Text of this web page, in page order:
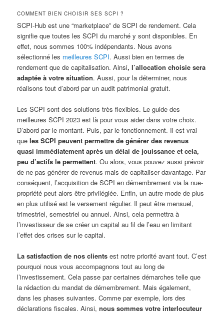
COMMENT BIEN CHOISIR SES SCPI ?
SCPI-Hub est une “marketplace” de SCPI de rendement. Cela
signifie que toutes les SCPI du marché y sont disponibles. En
effet, nous sommes 100% indépendants. Nous avons
sélectionné les meilleures SCPI. Aussi bien en termes de
rendement que de capitalisation. Ainsi, l’allocation choisie sera
adaptée à votre situation. Aussi, pour la déterminer, nous
réalisons tout d’abord par un audit patrimonial gratuit.
Les SCPI sont des solutions très flexibles. Le guide des
meilleures SCPI 2023 est là pour vous aider dans votre choix.
D’abord par le montant. Puis, par le fonctionnement. Il est vrai
que les SCPI peuvent permettre de générer des revenus
quasi immédiatement après un délai de jouissance et cela,
peu d’actifs le permettent. Ou alors, vous pouvez aussi prévoir
de ne pas générer de revenus mais de capitaliser davantage. Par
conséquent, l’acquisition de SCPI en démembrement via la nue-
propriété peut alors être privilégiée. Enfin, un autre mode de plus
en plus utilisé est le versement régulier. Il peut être mensuel,
trimestriel, semestriel ou annuel. Ainsi, cela permettra à
l’investisseur de se créer un capital au fil de l’eau en limitant
l’effet des crises sur le capital.
La satisfaction de nos clientsest notre priorité avant tout. C’est
pourquoi nous vous accompagnons tout au long de
l’investissement. Cela passe par certaines démarches telle que
la rédaction du mandat de démembrement. Mais également,
dans les phases suivantes. Comme par exemple, lors des
déclarations fiscales. Ainsi,nous sommes votre interlocuteur